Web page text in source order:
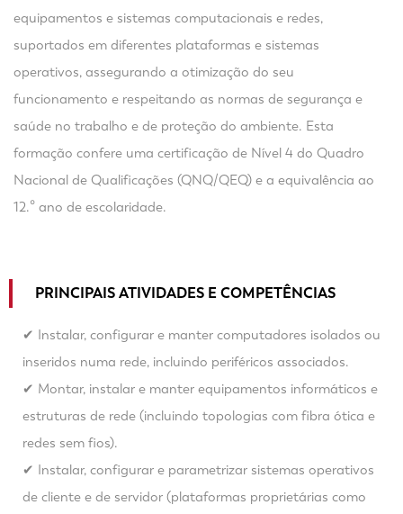
equipamentos e sistemas computacionais e redes,
suportados em diferentes plataformas e sistemas
operativos, assegurando a otimização do seu
funcionamento e respeitando as normas de segurança e
saúde no trabalho e de proteção do ambiente. Esta
formação confere uma certificação de Nível 4 do Quadro
Nacional de Qualificações (QNQ/QEQ) e a equivalência ao
12.º ano de escolaridade.
PRINCIPAIS ATIVIDADES E COMPETÊNCIAS
✔ Instalar, configurar e manter computadores isolados ou
inseridos numa rede, incluindo periféricos associados.
✔ Montar, instalar e manter equipamentos informáticos e
estruturas de rede (incluindo topologias com fibra ótica e
redes sem fios).
✔ Instalar, configurar e parametrizar sistemas operativos
de cliente e de servidor (plataformas proprietárias como